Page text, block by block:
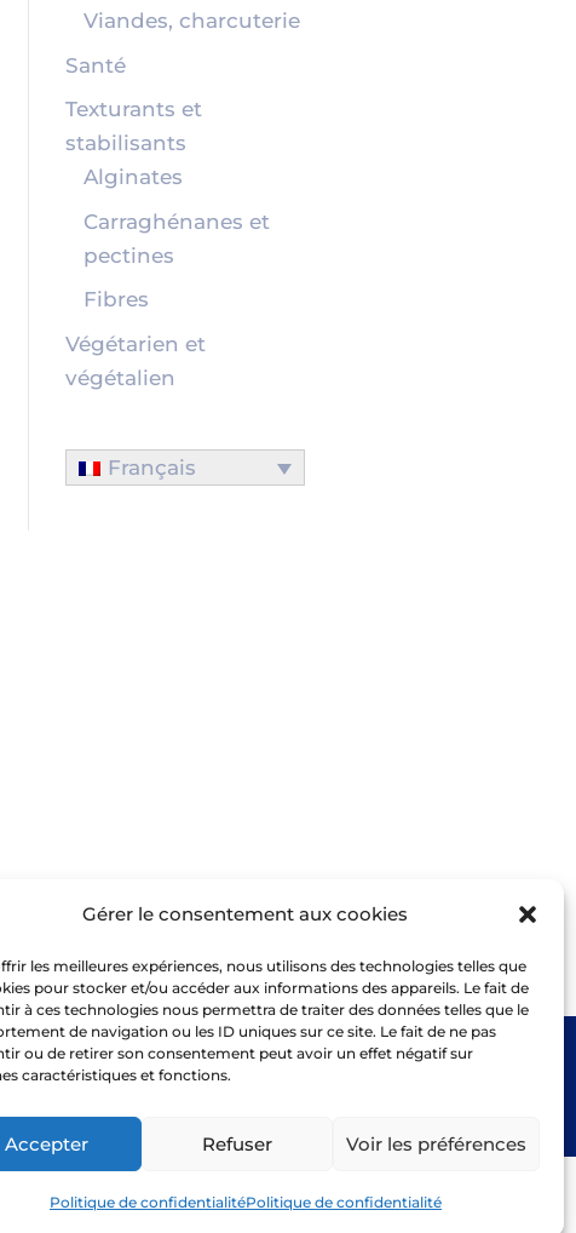
Gérer le consentement aux cookies
les meilleures expériences, nous utilisons des technologies telles que
pour stocker et/ou accéder aux informations des appareils. Le fait de
à ces technologies nous permettra de traiter des données telles que le
de navigation ou les ID uniques sur ce site. Le fait de ne pas
ou de retirer son consentement peut avoir un effet négatif sur
caractéristiques et fonctions.
Accepter Refuser Voir les préférences
Politique de confidentialitéPolitique de confidentialité
Viandes, charcuterie
Santé
Texturants et
stabilisants
Alginates
Carraghénanes et
pectines
Fibres
Végétarien et
végétalien
Français